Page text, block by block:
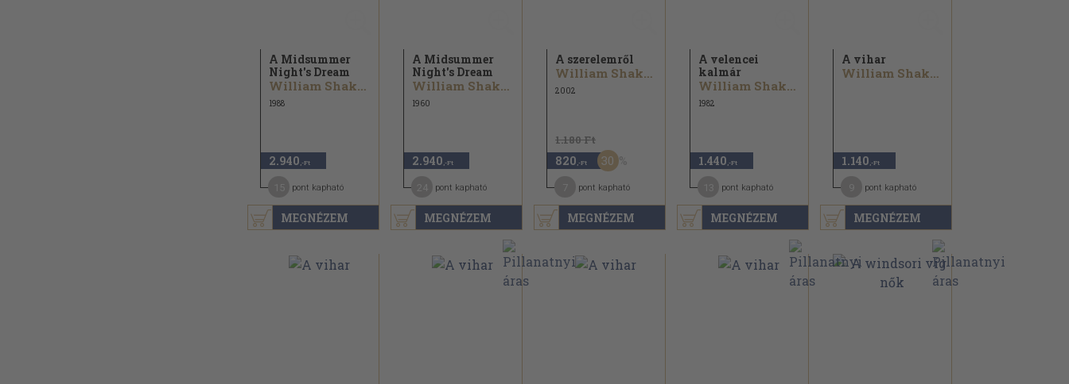
MEGNÉZEM
A Midsummer
Night's Dream
William Shakespeare
1988
2.940 ,-Ft
pont kapható
MEGNÉZEM
A Midsummer
Night's Dream
William Shakespeare
1960
2.940 ,-Ft
pont kapható
MEGNÉZEM
A szerelemről
William Shakespeare
2002
1.180 Ft
820 ,-Ft 30
pont kapható
MEGNÉZEM
A velencei
kalmár
William Shakespeare
1982
1.440 ,-Ft
pont kapható
MEGNÉZEM
A vihar
William Shakespeare
1.140 ,-Ft
pont kapható